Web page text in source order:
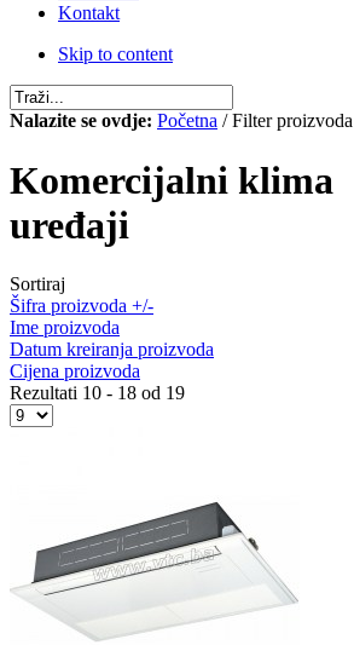
Kontakt
Skip to content
Nalazite se ovdje: Početna / Filter proizvoda
Komercijalni klima
uređaji
Sortiraj
Šifra proizvoda +/-
Ime proizvoda
Datum kreiranja proizvoda
Cijena proizvoda
Rezultati 10 - 18 od 19